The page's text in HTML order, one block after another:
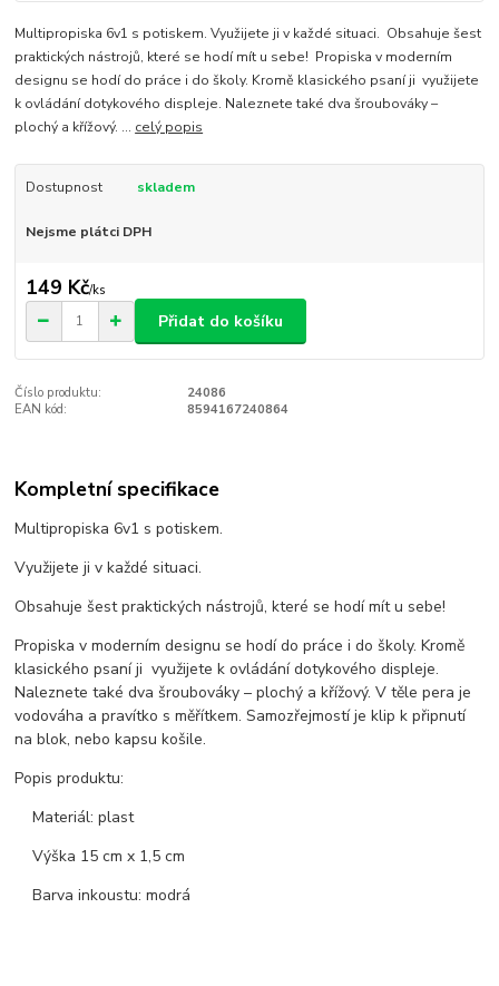
Multipropiska 6v1 s potiskem. Využijete ji v každé situaci. Obsahuje šest
praktických nástrojů, které se hodí mít u sebe! Propiska v moderním
designu se hodí do práce i do školy. Kromě klasického psaní ji využijete
k ovládání dotykového displeje. Naleznete také dva šroubováky –
plochý a křížový. ... celý popis
Dostupnost skladem
Nejsme plátci DPH
149 Kč/ks
Přidat do košíku
Číslo produktu:
24086
EAN kód:
8594167240864
Kompletní specifikace
Multipropiska 6v1 s potiskem.
Využijete ji v každé situaci.
Obsahuje šest praktických nástrojů, které se hodí mít u sebe!
Propiska v moderním designu se hodí do práce i do školy. Kromě
klasického psaní ji využijete k ovládání dotykového displeje.
Naleznete také dva šroubováky – plochý a křížový. V těle pera je
vodováha a pravítko s měřítkem. Samozřejmostí je klip k připnutí
na blok, nebo kapsu košile.
Popis produktu:
Materiál: plast
Výška 15 cm x 1,5 cm
Barva inkoustu: modrá